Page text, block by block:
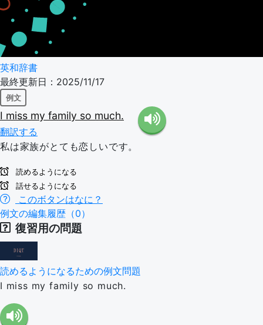
英和辞書
最終更新日：2025/11/17
例文
I miss my family so much.
翻訳する
私は家族がとても恋しいです。
読めるようになる
話せるようになる
このボタンはなに？
例文の編集履歴（0）
復習用の問題
読めるようになるための例文問題
I miss my family so much.